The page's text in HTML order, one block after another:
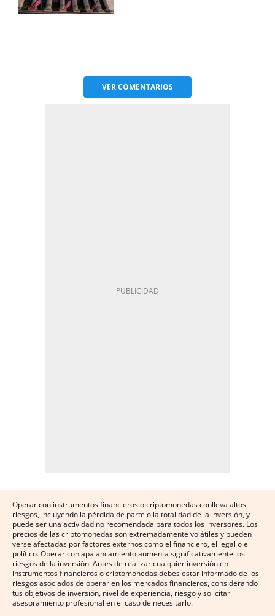
VERCOMENTARIOS
Operar con instrumentos financieros o criptomonedas conlleva altos
riesgos, incluyendo la pérdida de parte o la totalidad de la inversión, y
puede ser una actividad no recomendada para todos los inversores. Los
precios de las criptomonedas son extremadamente volátiles y pueden
verse afectadas por factores externos como el financiero, el legal o el
político. Operar con apalancamiento aumenta significativamente los
riesgos de la inversión. Antes de realizar cualquier inversión en
instrumentos financieros o criptomonedas debes estar informado de los
riesgos asociados de operar en los mercados financieros, considerando
tus objetivos de inversión, nivel de experiencia, riesgo y solicitar
asesoramiento profesional en el caso de necesitarlo.